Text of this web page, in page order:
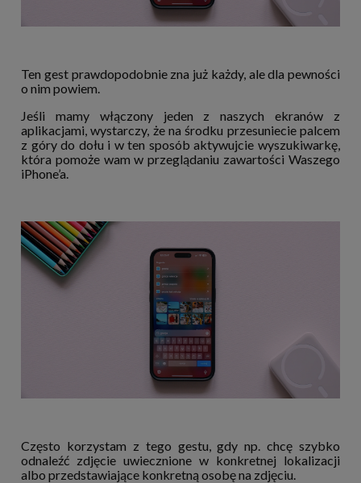
Ten gest prawdopodobnie zna już każdy, ale dla pewności
o nim powiem.
Jeśli mamy włączony jeden z naszych ekranów z
aplikacjami, wystarczy, że na środku przesuniecie palcem
z góry do dołu i w ten sposób aktywujcie wyszukiwarkę,
która pomoże wam w przeglądaniu zawartości Waszego
iPhone’a.
Często korzystam z tego gestu, gdy np. chcę szybko
odnaleźć zdjęcie uwiecznione w konkretnej lokalizacji
albo przedstawiające konkretną osobę na zdjęciu.